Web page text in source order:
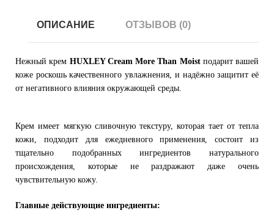
ОПИСАНИЕ ОТЗЫВОВ (0)
Нежный крем HUXLEY Cream More Than Moistподарит вашей
коже роскошь качественного увлажнения, и надёжно защитит её
от негативного влияния окружающей среды.
Крем имеет мягкую сливочную текстуру, которая тает от тепла
кожи, подходит для ежедневного применения, состоит из
тщательно подобранных ингредиентов натурального
происхождения, которые не раздражают даже очень
чувствительную кожу.
Главные действующие ингредиенты: